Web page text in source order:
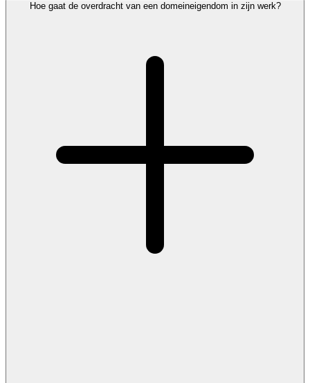
Hoe gaat de overdracht van een domeineigendom in zijn werk?